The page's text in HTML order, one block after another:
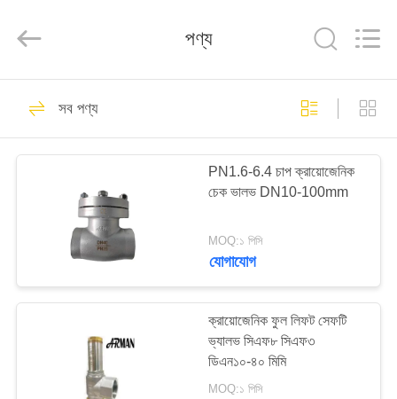
পণ্য
সম্পর্কে
Equipment
Co.,Ltd.
Reserved.
ক্রায়োজেনিক গ্লোব ভালভ
243
ক্রায়োজেনিক বল ভালভ
59
পণ্য
সব পণ্য
PN1.6-6.4 চাপ ক্রায়োজেনিক
চেক ভালভ DN10-100mm
MOQ:১ পিসি
যোগাযোগ
ক্রায়োজেনিক ফুল লিফট সেফটি
ভ্যালভ সিএফ৮ সিএফ৩
ডিএন১০-৪০ মিমি
MOQ:১ পিসি